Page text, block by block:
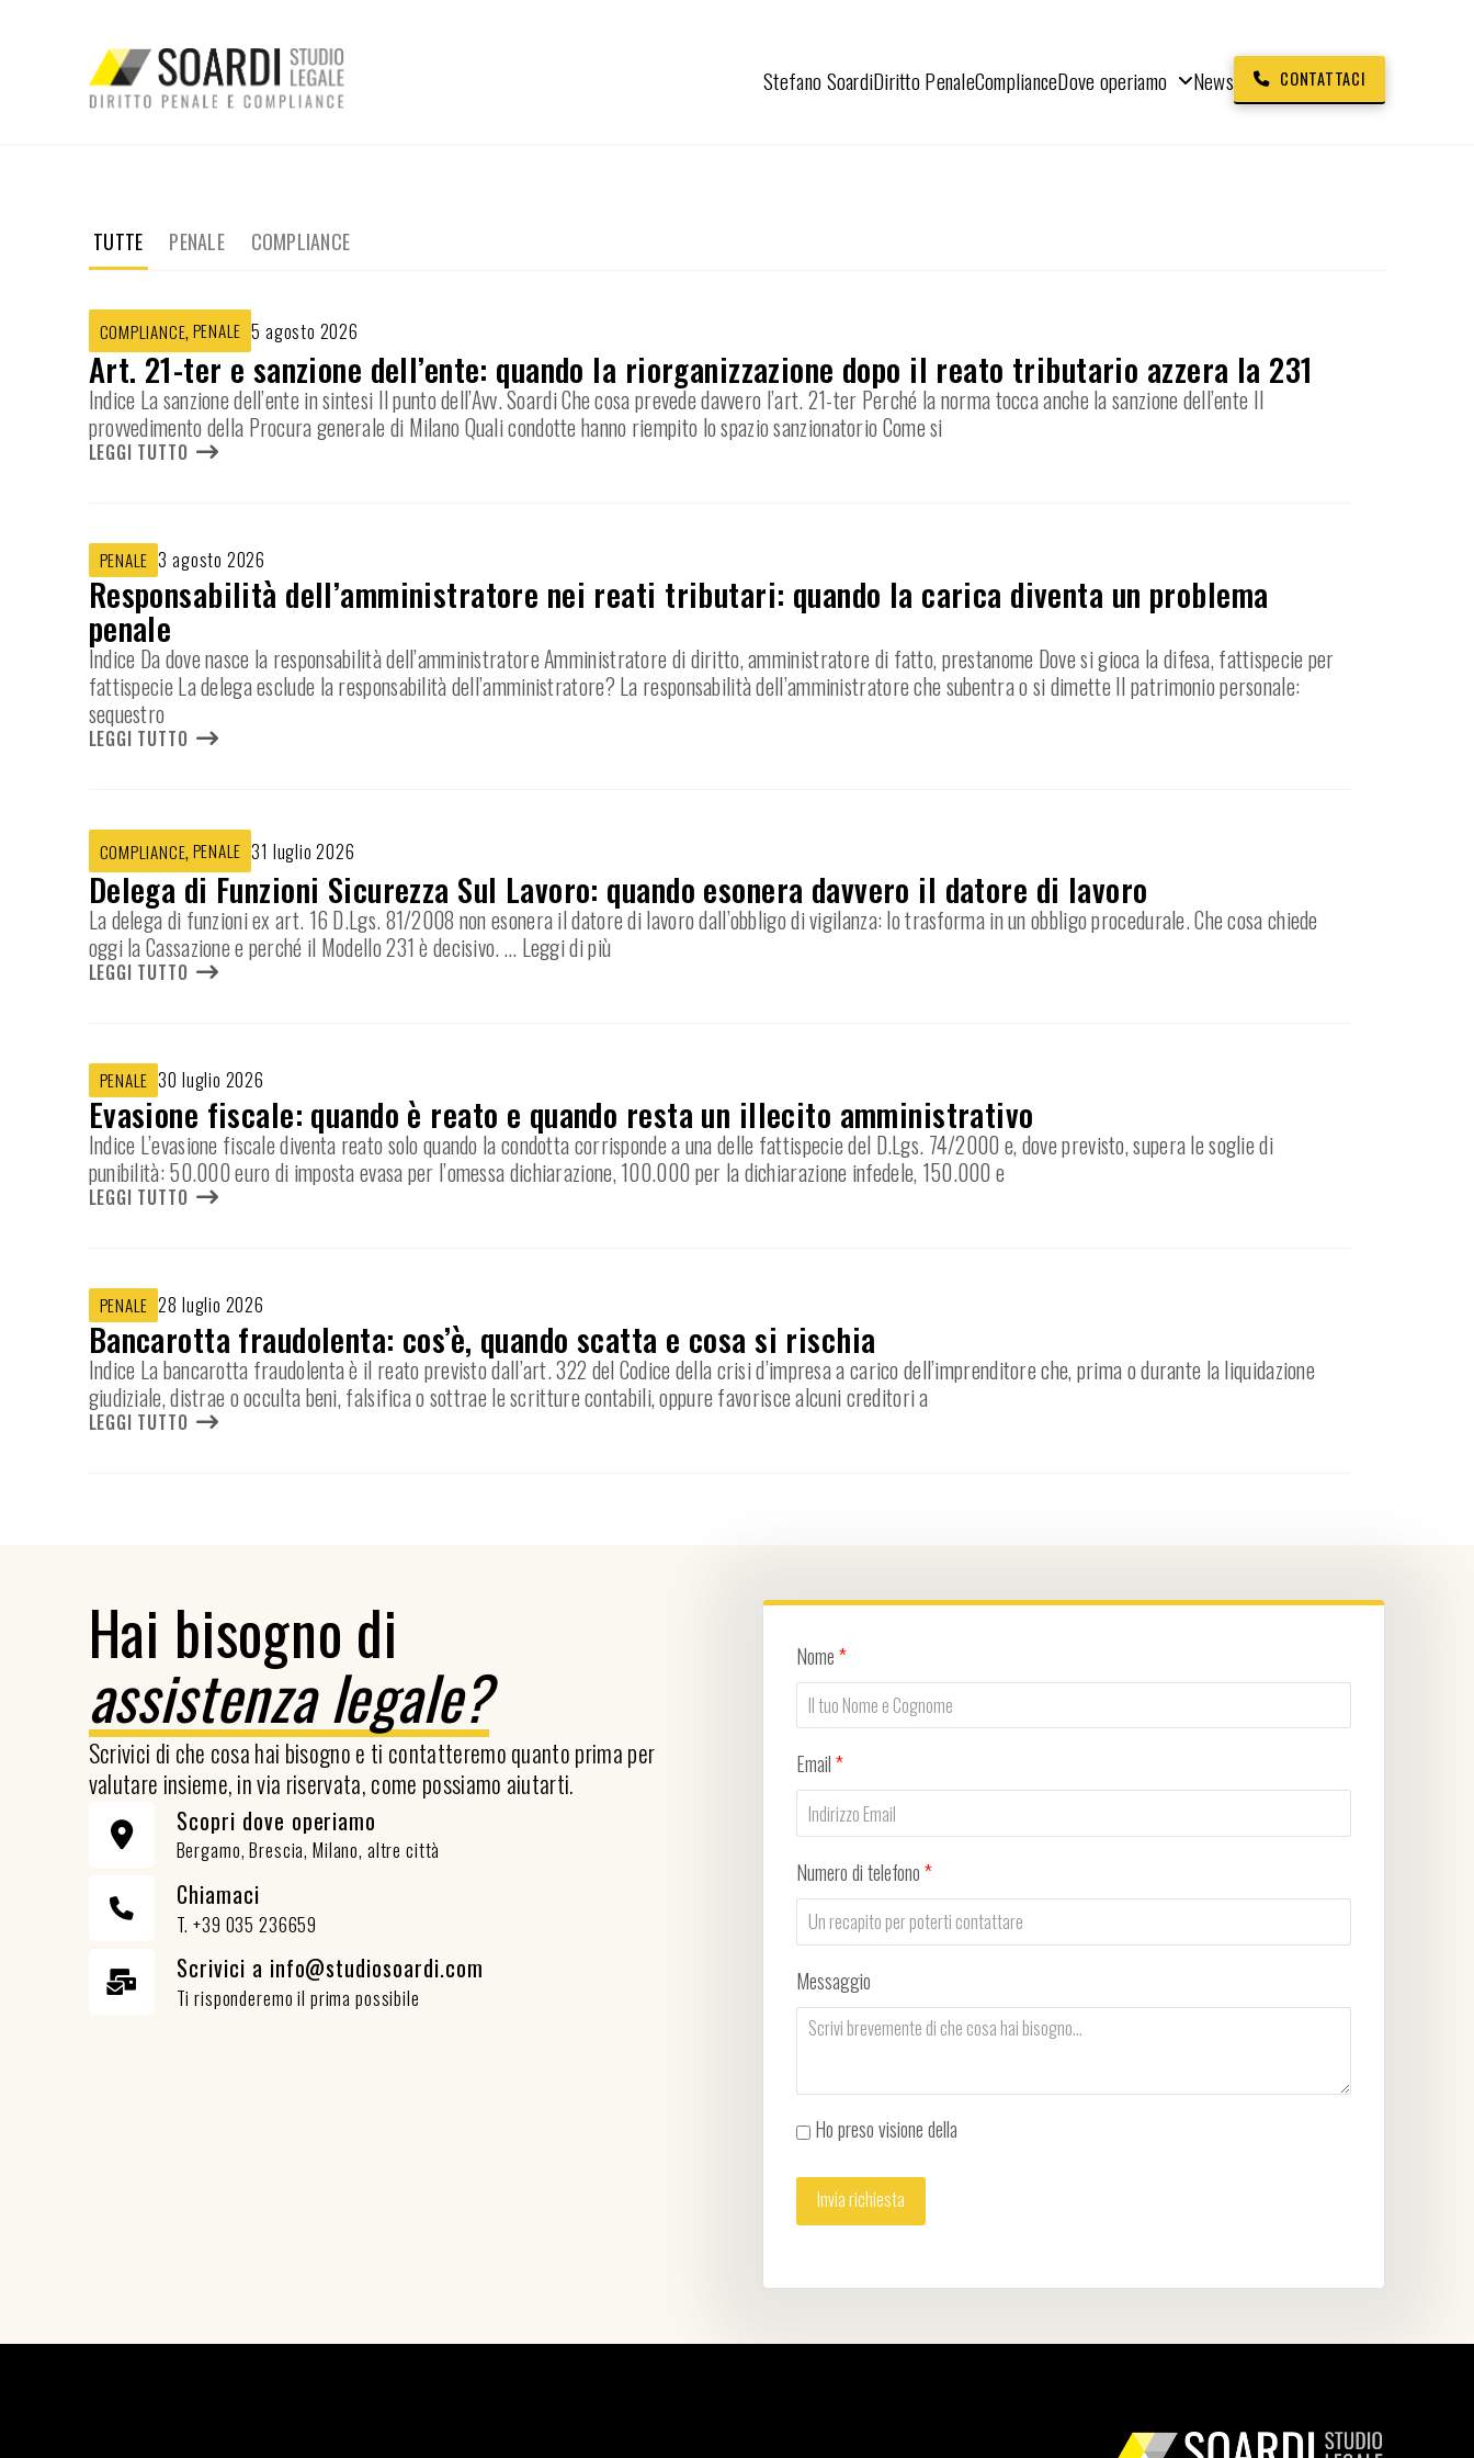
Stefano SoardiDiritto PenaleComplianceDove operiamo News CONTATTACI
TUTTE PENALE COMPLIANCE
COMPLIANCE, PENALE 5 agosto 2026
Art. 21-ter e sanzione dell’ente: quando la riorganizzazione dopo il reato tributario azzera la 231
Indice La sanzione dell’ente in sintesi Il punto dell’Avv. Soardi Che cosa prevede davvero l’art. 21-ter Perché la norma tocca anche la sanzione dell’ente Il
provvedimento della Procura generale di Milano Quali condotte hanno riempito lo spazio sanzionatorio Come si
LEGGI TUTTO
PENALE 3 agosto 2026
Responsabilità dell’amministratore nei reati tributari: quando la carica diventa un problema
penale
Indice Da dove nasce la responsabilità dell’amministratore Amministratore di diritto, amministratore di fatto, prestanome Dove si gioca la difesa, fattispecie per
fattispecie La delega esclude la responsabilità dell’amministratore? La responsabilità dell’amministratore che subentra o si dimette Il patrimonio personale:
sequestro
LEGGI TUTTO
COMPLIANCE, PENALE 31 luglio 2026
Delega di Funzioni Sicurezza Sul Lavoro: quando esonera davvero il datore di lavoro
La delega di funzioni ex art. 16 D.Lgs. 81/2008 non esonera il datore di lavoro dall’obbligo di vigilanza: lo trasforma in un obbligo procedurale. Che cosa chiede
oggi la Cassazione e perché il Modello 231 è decisivo.… Leggi di più
LEGGI TUTTO
PENALE 30 luglio 2026
Evasione fiscale: quando è reato e quando resta un illecito amministrativo
Indice L’evasione fiscale diventa reato solo quando la condotta corrisponde a una delle fattispecie del D.Lgs. 74/2000 e, dove previsto, supera le soglie di
punibilità: 50.000 euro di imposta evasa per l’omessa dichiarazione, 100.000 per la dichiarazione infedele, 150.000 e
LEGGI TUTTO
PENALE 28 luglio 2026
Bancarotta fraudolenta: cos’è, quando scatta e cosa si rischia
Indice La bancarotta fraudolenta è il reato previsto dall’art. 322 del Codice della crisi d’impresa a carico dell’imprenditore che, prima o durante la liquidazione
giudiziale, distrae o occulta beni, falsifica o sottrae le scritture contabili, oppure favorisce alcuni creditori a
LEGGI TUTTO
Hai bisogno di
assistenza legale?
Scrivici di che cosa hai bisogno e ti contatteremo quanto prima per
valutare insieme, in via riservata, come possiamo aiutarti.
Scopri dove operiamo
Bergamo, Brescia, Milano, altre città
Chiamaci
T. +39 035 236659
Scrivici a info@studiosoardi.com
Ti risponderemo il prima possibile
Nome*
Email*
Numero di telefono*
Messaggio
Ho preso visione della